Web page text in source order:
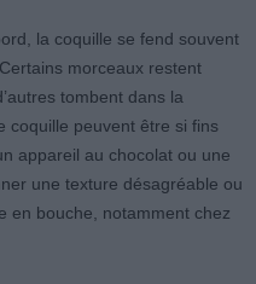
la coquille se fend souvent
morceaux restent
tombent dans la
coquille peuvent être si fins
appareil au chocolat ou une
une texture désagréable ou
en bouche, notamment chez